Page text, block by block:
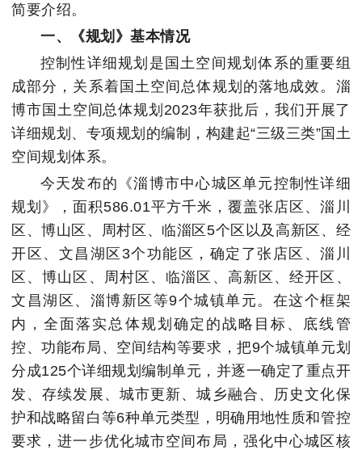
简要介绍。
一、《规划》基本情况
控制性详细规划是国土空间规划体系的重要组
成部分，关系着国土空间总体规划的落地成效。淄
博市国土空间总体规划2023年获批后，我们开展了
详细规划、专项规划的编制，构建起“三级三类”国土
空间规划体系。
今天发布的《淄博市中心城区单元控制性详细
规划》，面积586.01平方千米，覆盖张店区、淄川
区、博山区、周村区、临淄区5个区以及高新区、经
开区、文昌湖区3个功能区，确定了张店区、淄川
区、博山区、周村区、临淄区、高新区、经开区、
文昌湖区、淄博新区等9个城镇单元。在这个框架
内，全面落实总体规划确定的战略目标、底线管
控、功能布局、空间结构等要求，把9个城镇单元划
分成125个详细规划编制单元，并逐一确定了重点开
发、存续发展、城市更新、城乡融合、历史文化保
护和战略留白等6种单元类型，明确用地性质和管控
要求，进一步优化城市空间布局，强化中心城区核